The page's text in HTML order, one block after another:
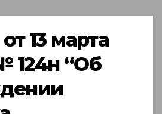
13 марта
124н “Об